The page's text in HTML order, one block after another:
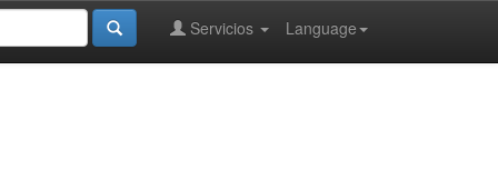
Language
Servicios